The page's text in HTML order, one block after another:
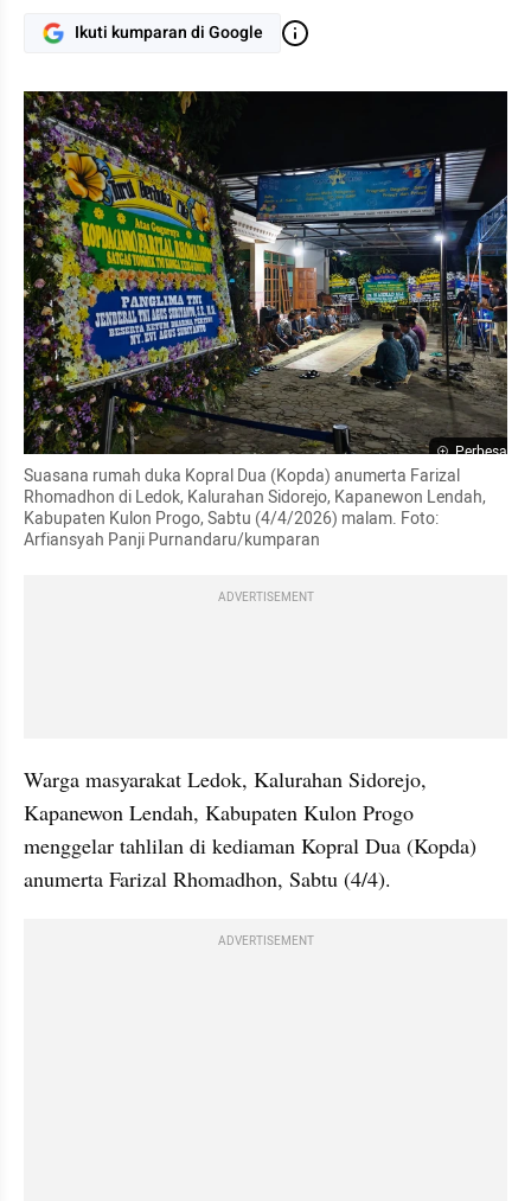
Ikuti kumparan di Google
Perbesar
Suasana rumah duka Kopral Dua (Kopda) anumerta Farizal
Rhomadhon di Ledok, Kalurahan Sidorejo, Kapanewon Lendah,
Kabupaten Kulon Progo, Sabtu (4/4/2026) malam. Foto:
Arfiansyah Panji Purnandaru/kumparan
ADVERTISEMENT
Warga masyarakat Ledok, Kalurahan Sidorejo,
Kapanewon Lendah, Kabupaten Kulon Progo
menggelar tahlilan di kediaman Kopral Dua (Kopda)
anumerta Farizal Rhomadhon, Sabtu (4/4).
ADVERTISEMENT